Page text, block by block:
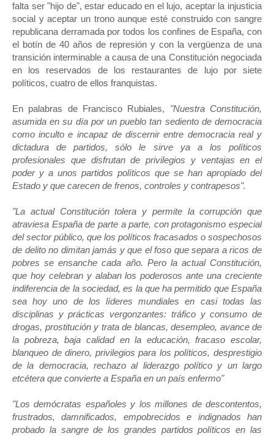
falta ser "hijo de", estar educado en el lujo, aceptar la injusticia
social y aceptar un trono aunque esté construido con sangre
republicana derramada por todos los confines de España, con
el botín de 40 años de represión y con la vergüenza de una
transición interminable a causa de una Constitución negociada
en los reservados de los restaurantes de lujo por siete
políticos, cuatro de ellos franquistas.
En palabras de Francisco Rubiales, "Nuestra Constitución,
asumida en su día por un pueblo tan sediento de democracia
como inculto e incapaz de discernir entre democracia real y
dictadura de partidos, sólo le sirve ya a los políticos
profesionales que disfrutan de privilegios y ventajas en el
poder y a unos partidos políticos que se han apropiado del
Estado y que carecen de frenos, controles y contrapesos".
"La actual Constitución tolera y permite la corrupción que
atraviesa España de parte a parte, con protagonismo especial
del sector público, que los políticos fracasados o sospechosos
de delito no dimitan jamás y que el foso que separa a ricos de
pobres se ensanche cada año. Pero la actual Constitución,
que hoy celebran y alaban los poderosos ante una creciente
indiferencia de la sociedad, es la que ha permitido que España
sea hoy uno de los líderes mundiales en casi todas las
disciplinas y prácticas vergonzantes: tráfico y consumo de
drogas, prostitución y trata de blancas, desempleo, avance de
la pobreza, baja calidad en la educación, fracaso escolar,
blanqueo de dinero, privilegios para los políticos, desprestigio
de la democracia, rechazo al liderazgo político y un largo
etcétera que convierte a España en un país enfermo"
"Los demócratas españoles y los millones de descontentos,
frustrados, damnificados, empobrecidos e indignados han
probado la sangre de los grandes partidos políticos en las